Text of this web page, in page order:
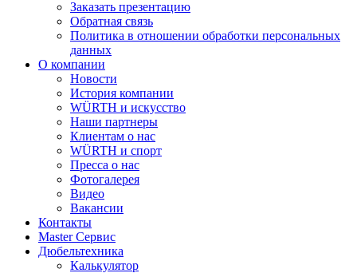
Заказать презентацию
Обратная связь
Политика в отношении обработки персональных
данных
О компании
Новости
История компании
WÜRTH и искусство
Наши партнеры
Клиентам о нас
WÜRTH и спорт
Пресса о нас
Фотогалерея
Видео
Вакансии
Контакты
Master Сервис
Дюбельтехника
Калькулятор